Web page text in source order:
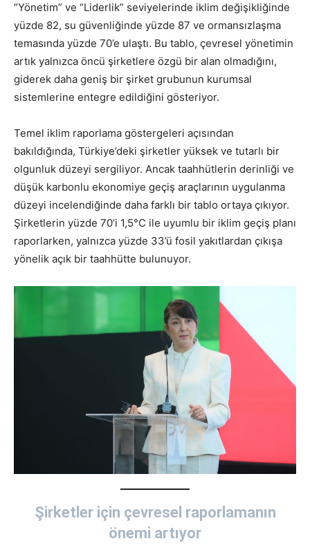
“Yönetim” ve “Liderlik” seviyelerinde iklim değişikliğinde
yüzde 82, su güvenliğinde yüzde 87 ve ormansızlaşma
temasında yüzde 70’e ulaştı. Bu tablo, çevresel yönetimin
artık yalnızca öncü şirketlere özgü bir alan olmadığını,
giderek daha geniş bir şirket grubunun kurumsal
sistemlerine entegre edildiğini gösteriyor.
Temel iklim raporlama göstergeleri açısından
bakıldığında, Türkiye’deki şirketler yüksek ve tutarlı bir
olgunluk düzeyi sergiliyor. Ancak taahhütlerin derinliği ve
düşük karbonlu ekonomiye geçiş araçlarının uygulanma
düzeyi incelendiğinde daha farklı bir tablo ortaya çıkıyor.
Şirketlerin yüzde 70’i 1,5°C ile uyumlu bir iklim geçiş planı
raporlarken, yalnızca yüzde 33’ü fosil yakıtlardan çıkışa
yönelik açık bir taahhütte bulunuyor.
Şirketler için çevresel raporlamanın
önemi artıyor